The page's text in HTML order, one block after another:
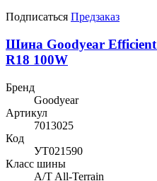
Подписаться Предзаказ
Шина Goodyear
R18 100W
Бренд
Goodyear
Артикул
7013025
Код
УТ021590
Класс шины
A/T All-Terrain